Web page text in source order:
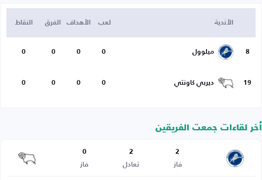
الأندية لعب الأهداف الفرق النقاط
8 ميلوول 0
0
0
0
19 ديربي كاونتي 0
0
0
0
أخر لقاءات جمعت الفريقين
2
فاز
2
تعادل
0
فاز